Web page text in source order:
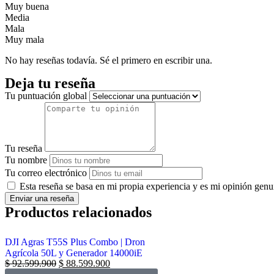
Muy buena
Media
Mala
Muy mala
No hay reseñas todavía. Sé el primero en escribir una.
Deja tu reseña
Tu puntuación global
Tu reseña
Tu nombre
Tu correo electrónico
Esta reseña se basa en mi propia experiencia y es mi opinión
Enviar una reseña
Productos relacionados
DJI Agras T55S Plus Combo | Dron
Agrícola 50L y Generador 14000iE
$92.599.900 $ 88.599.900